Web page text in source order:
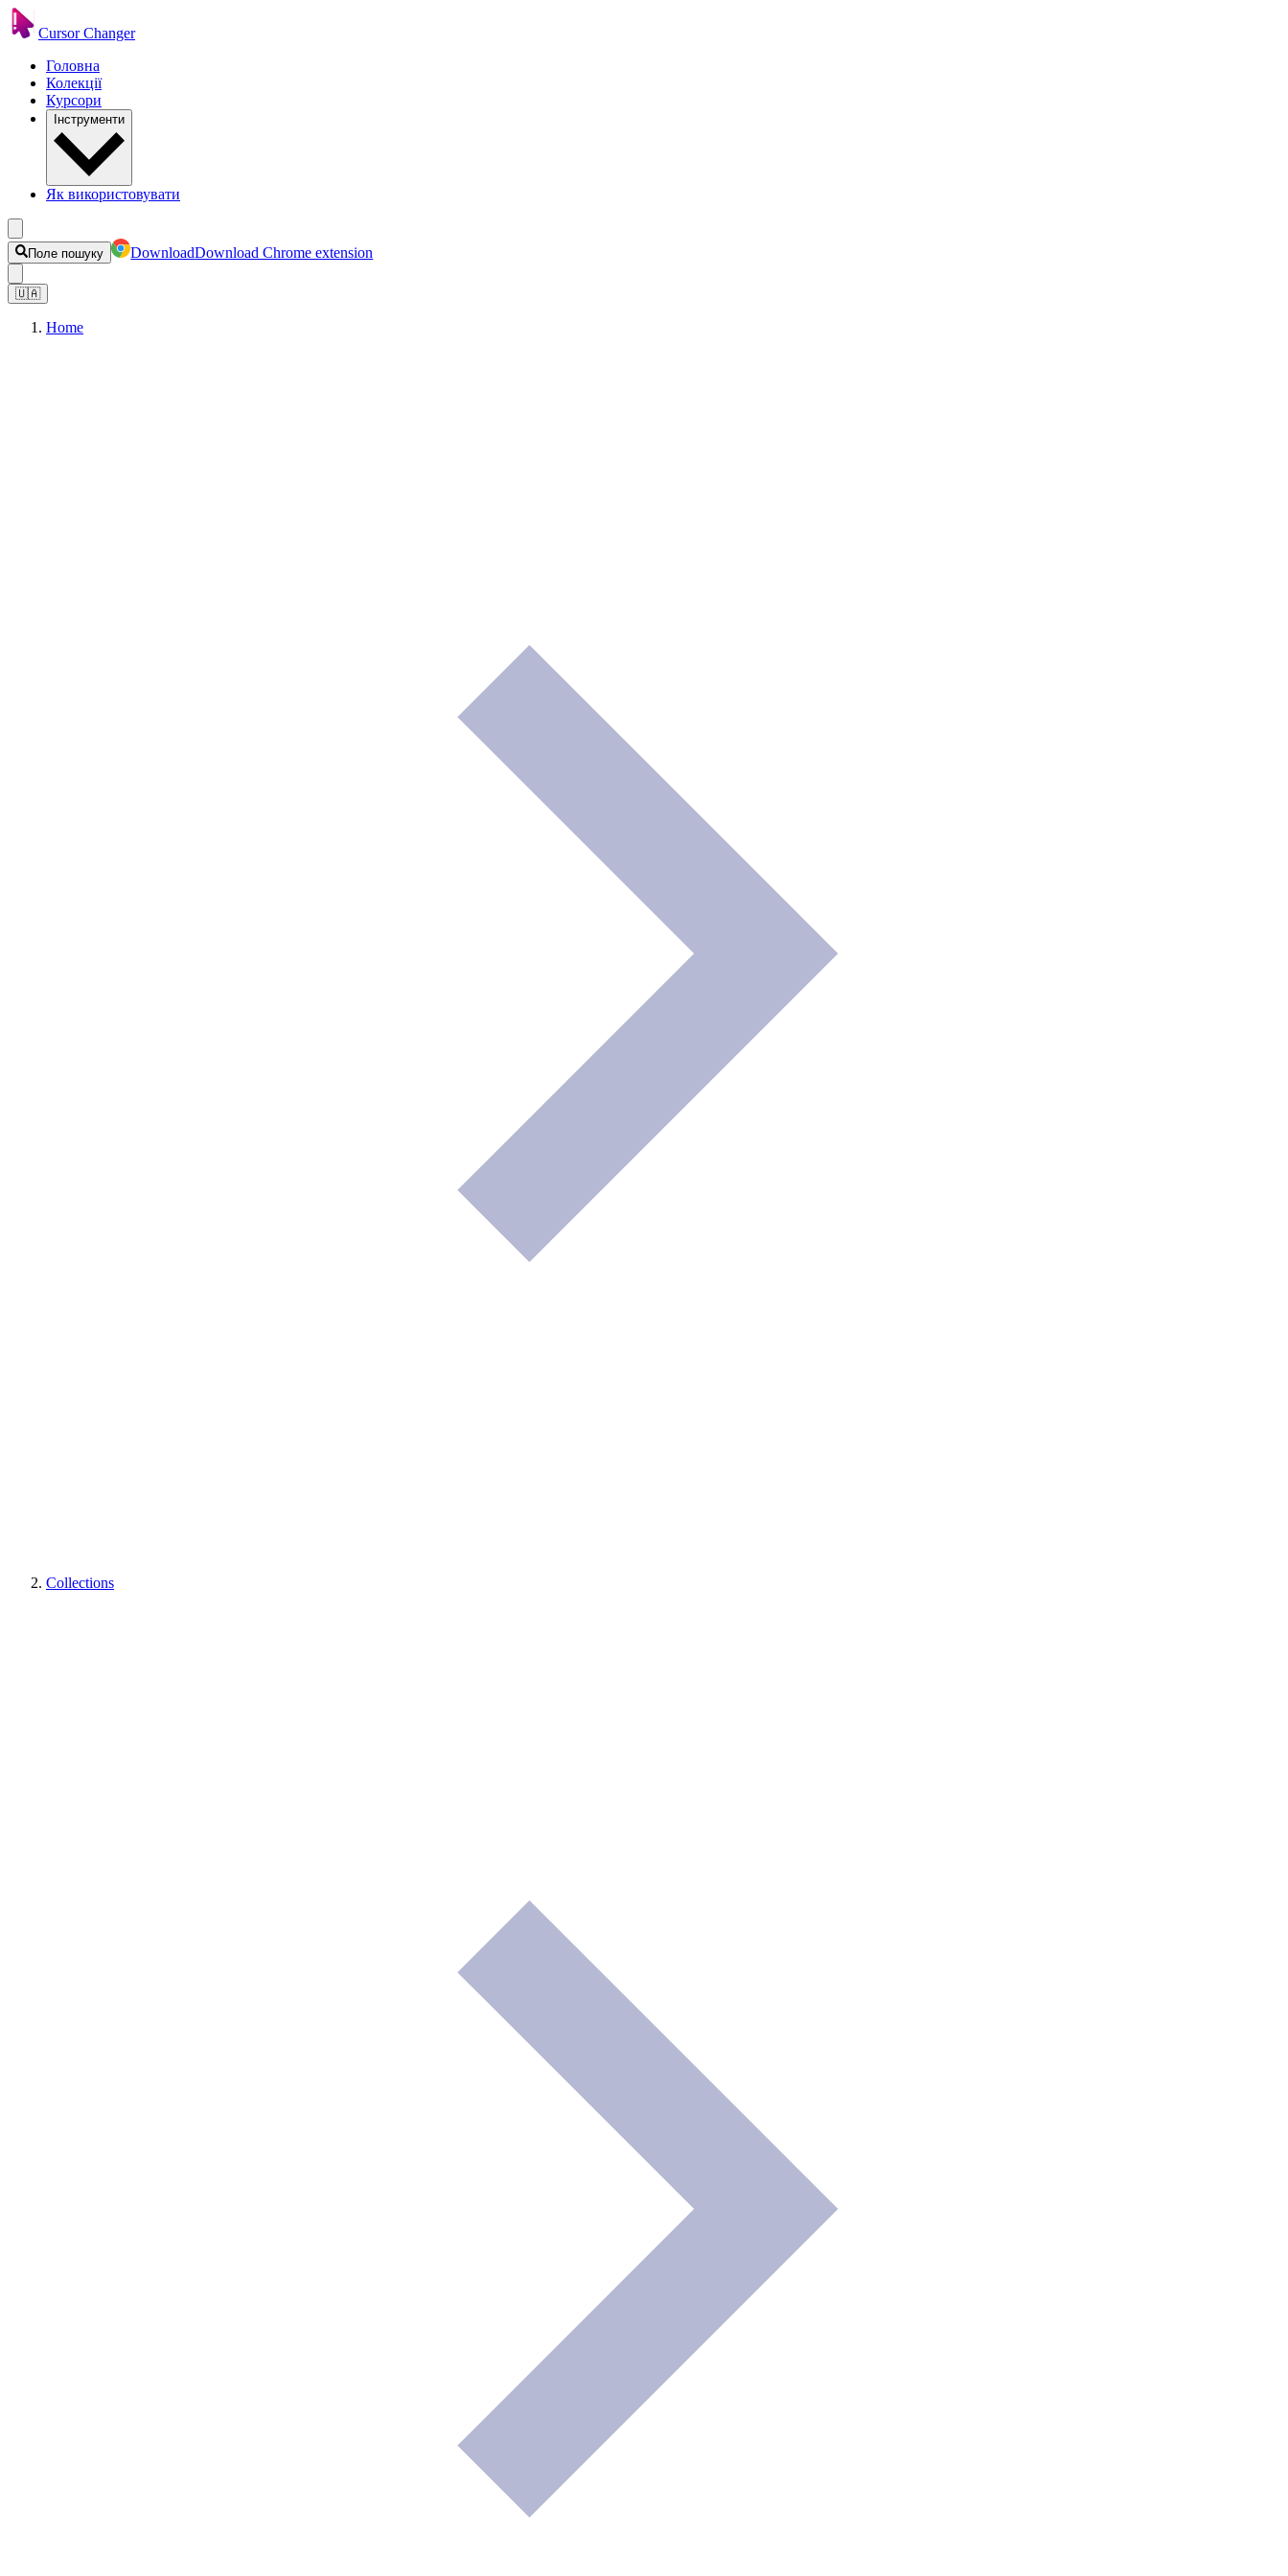
Cursor Changer
Головна
Колекції
Курсори
Інструменти
Як використовувати
Поле пошуку DownloadDownload Chrome extension
🇺🇦
Home
Collections